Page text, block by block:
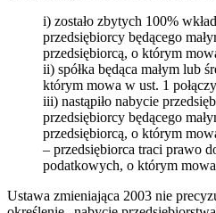
i) zostało zbytych 100%
przedsiębiorcy będącego
przedsiębiorcą, o którym
ii) spółka będąca małym lub
którym mowa w ust. 1
iii) nastąpiło nabycie
przedsiębiorcy będącego
przedsiębiorcą, o którym
– przedsiębiorca traci prawo
podatkowych, o którym
Ustawa zmieniająca 2003 nie